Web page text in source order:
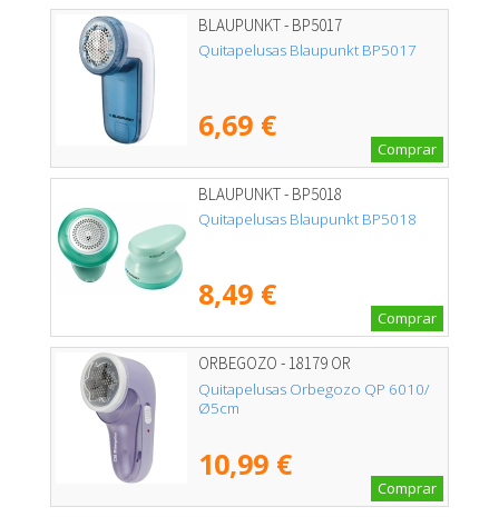
BLAUPUNKT - BP5017
Quitapelusas Blaupunkt BP5017
6,69 €
Comprar
BLAUPUNKT - BP5018
Quitapelusas Blaupunkt BP5018
8,49 €
Comprar
ORBEGOZO - 18179 OR
Quitapelusas Orbegozo QP 6010/
Ø5cm
10,99 €
Comprar